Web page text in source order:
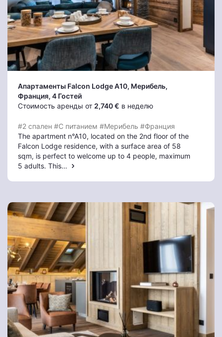
Апартаменты Falcon Lodge A10, Мерибель,
Франция, 4 Гостей
Стоимость аренды от 2,740 € в неделю
#2 спален #С питанием #Мерибель #Франция
The apartment n°A10, located on the 2nd floor of the
Falcon Lodge residence, with a surface area of 58
sqm, is perfect to welcome up to 4 people, maximum
5 adults. This…